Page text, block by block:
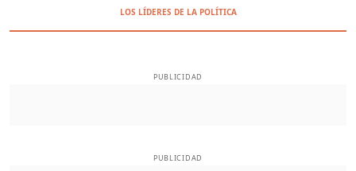
LOS LÍDERES DE LA POLÍTICA
PUBLICIDAD
PUBLICIDAD